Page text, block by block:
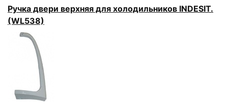
Ручка двери верхняя для холодильников INDESIT.
(WL538)